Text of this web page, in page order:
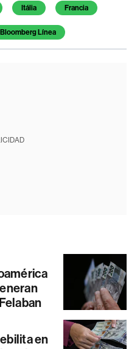
Itália Francia
Bloomberg Línea
en